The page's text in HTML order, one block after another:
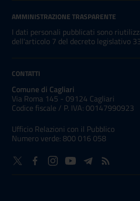
AMMINISTRAZIONE TRASPARENTE
I dati personali pubblicati sono
dell'articolo 7 del decreto legislativo
CONTATTI
Comune di Cagliari
Via Roma 145 - 09124 Cagliari
Codice fiscale / P. IVA: 00147990923
Ufficio Relazioni con il Pubblico
Numero verde: 800 016 058